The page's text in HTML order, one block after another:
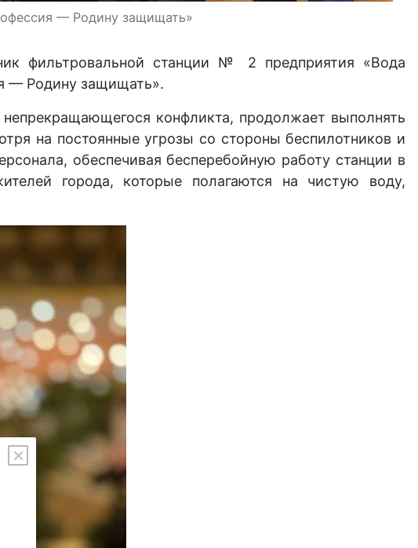
— Родину защищать»
фильтровальной станции № 2 предприятия «Вода
— Родину защищать».
конфликта, продолжает выполнять
на постоянные угрозы со стороны беспилотников и
обеспечивая бесперебойную работу станции в
города, которые полагаются на чистую воду,
×